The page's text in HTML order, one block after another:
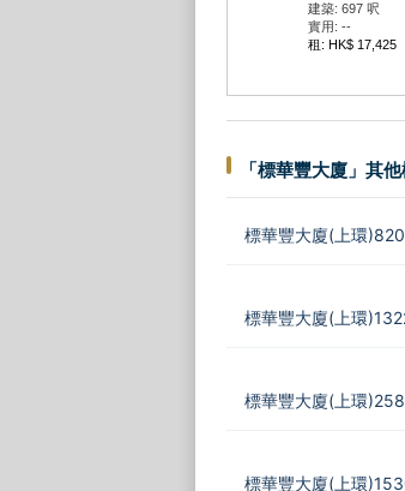
建築: 697 呎
實用: --
租: HK$ 17,425
「標華豐大廈」其
標華豐大廈(上環
標華豐大廈(上環
標華豐大廈(上環
標華豐大廈(上環